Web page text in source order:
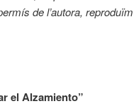
de l’autora, reproduïm
el Alzamiento”